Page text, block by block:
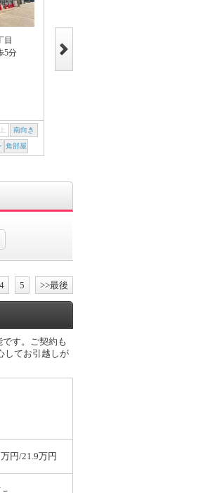
目
5分
南向き
角部屋
東海道本線/甲子園口 徒歩5分
4 5 >>最後
す。ご契約も
してお引越しが
円/21.9万円